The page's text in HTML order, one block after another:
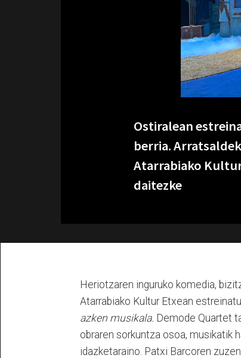
Ostiralean
berria.
Atarrabiako
daitezke
Heriotzaren inguruko komedia,
Atarrabiako Kultur Etxean
azken musikala. Demode Quartet
obraren sorkuntza osoa, musikatik
idazketaraino. Patxi Barcoren